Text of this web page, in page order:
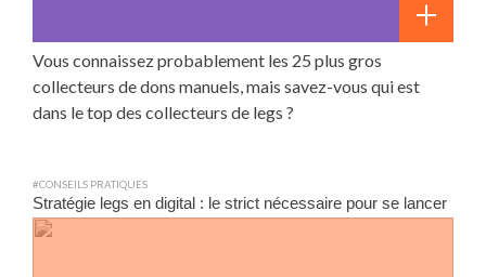
Vous connaissez probablement les 25 plus gros
collecteurs de dons manuels, mais savez-vous qui est
dans le top des collecteurs de legs ?
#CONSEILS PRATIQUES
Stratégie legs en digital : le strict nécessaire pour se lancer